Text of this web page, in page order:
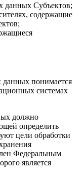
данных Субъектов;
содержащие
понимается
системах
должно
определить
цели обработки
Федеральным
является